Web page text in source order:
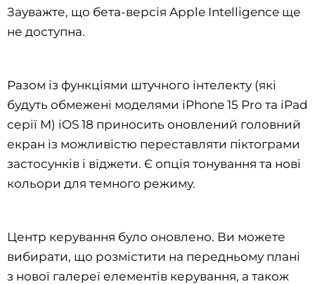
Зауважте, що бета-версія Apple Intelligence ще
не доступна.
Разом із функціями штучного інтелекту (які
будуть обмежені моделями iPhone 15 Pro та iPad
серії M) iOS 18‌ приносить оновлений головний
екран із можливістю переставляти піктограми
застосунків і віджети. Є опція тонування та нові
кольори для темного режиму.
Центр керування було оновлено. Ви можете
вибирати, що розмістити на передньому плані
з нової галереї елементів керування, а також